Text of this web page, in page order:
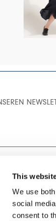
This
We use
social
consent to